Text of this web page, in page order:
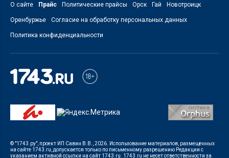
О сайте Прайс Политические прайсы Орск Гай Новотроицк
Оренбуржье Согласие на обработку персональных данных
Политика конфиденциальности
© "1743.ру", проект ИП Савин В.В., 2026. Использование материалов, размещенных
на сайте 1743.ru, допускается только по письменному разрешению Редакции с
указанием активной ссылки на сайт 1743.ru. 1743.ru не несет ответственности за